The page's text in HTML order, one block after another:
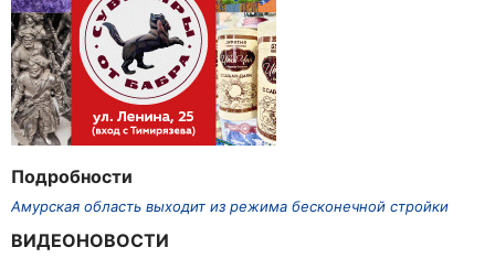
Подробности
Амурская область выходит из режима бесконечной стройки
ВИДЕОНОВОСТИ